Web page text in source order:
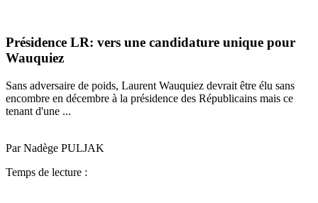
Présidence LR: vers une candidature unique pour
Wauquiez
Sans adversaire de poids, Laurent Wauquiez devrait être élu sans
encombre en décembre à la présidence des Républicains mais ce
tenant d'une ...
Par Nadège PULJAK
Temps de lecture :